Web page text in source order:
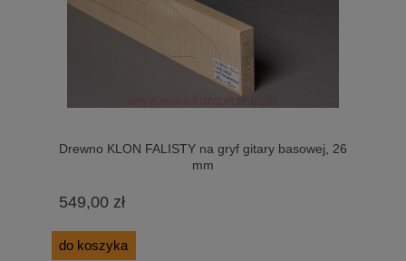
Drewno KLON FALISTY na gryf gitary basowej, 26
mm
549,00 zł
do koszyka